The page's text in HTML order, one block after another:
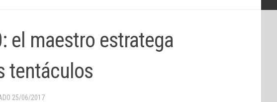
el maestro estratega
tentáculos
25/06/2017